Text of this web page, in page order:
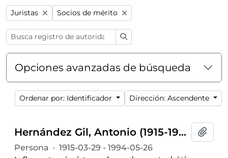
Remove filter:
Juristas Remove filter:
Socios de mérito
Opciones avanzadas de búsqueda
Ordenar por: Identificador Dirección: Ascendente
Hernández Gil, Antonio (1915-1994)
Persona · 1915-03-29 - 1994-05-26